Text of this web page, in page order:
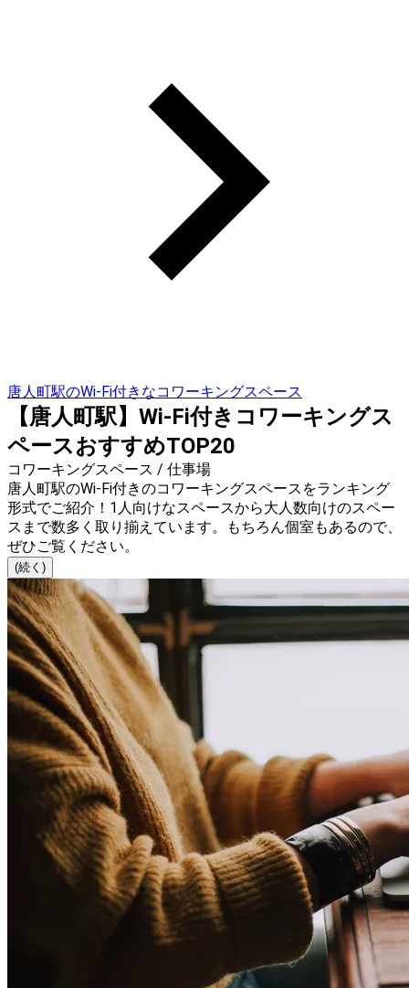
唐人町駅のWi-Fi付きなコワーキングスペース
【唐人町駅】Wi-Fi付きコワーキングス
ペースおすすめTOP20
コワーキングスペース / 仕事場
唐人町駅のWi-Fi付きのコワーキングスペースをランキング
形式でご紹介！1人向けなスペースから大人数向けのスペー
スまで数多く取り揃えています。もちろん個室もあるので、
ぜひご覧ください。
(続く)